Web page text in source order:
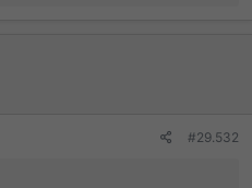
#29.532